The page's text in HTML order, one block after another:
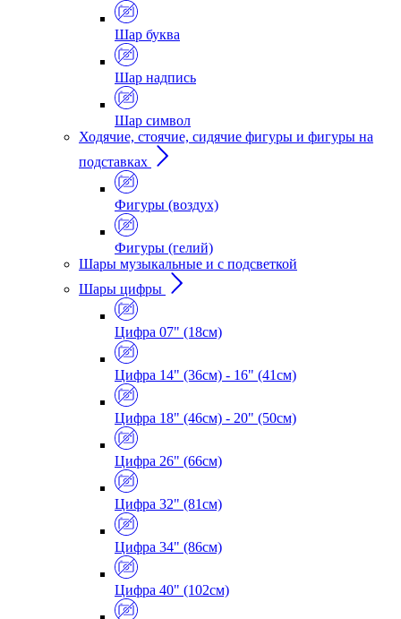
Шар буква
Шар надпись
Шар символ
Ходячие, стоячие, сидячие фигуры и фигуры на
подставках
Фигуры (воздух)
Фигуры (гелий)
Шары музыкальные и с подсветкой
Шары цифры
Цифра 07" (18см)
Цифра 14" (36см) - 16" (41см)
Цифра 18" (46см) - 20" (50см)
Цифра 26" (66см)
Цифра 32" (81см)
Цифра 34" (86см)
Цифра 40" (102см)